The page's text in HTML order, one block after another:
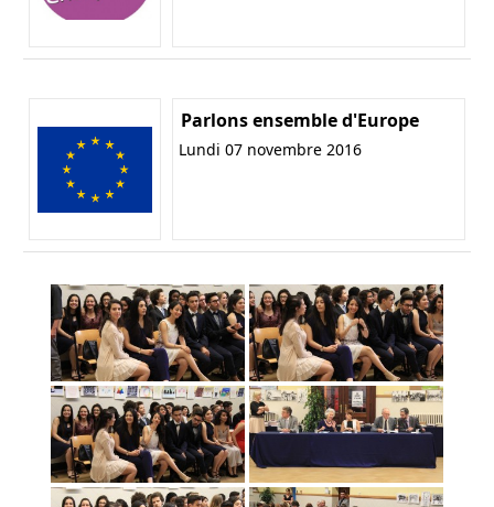
Parlons ensemble d'Europe
Lundi 07 novembre 2016